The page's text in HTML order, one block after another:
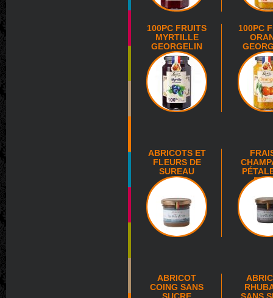
100PC FRUITS
MYRTILLE
GEORGELIN
100PC
ABRICOTS ET
FLEURS DE
SUREAU
ABRICOT
COING SANS